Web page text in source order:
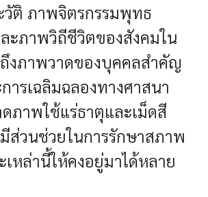
ติ ภาพจิตรกรรมพุทธ
ภาพวิถีชีวิตของสังคมใน
งภาพวาดของบุคคลสำคัญ
ารเฉลิมฉลองทางศาสนา
ภาพใช้แร่ธาตุและเม็ดสี
ส่วนช่วยในการรักษาสภาพ
หล่านี้ให้คงอยู่มาได้หลาย